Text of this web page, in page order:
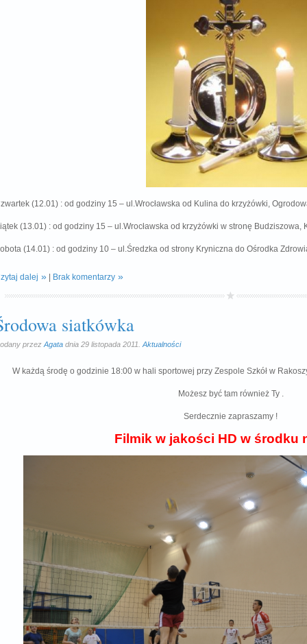
(12.01) : od godziny 15 – ul.Wrocławska od Kulina do krzyżówki,
(13.01) : od godziny 15 – ul.Wrocławska od krzyżówki w stronę Budziszowa,
(14.01) : od godziny 10 – ul.Średzka od strony Kryniczna do Ośrodka
dalej Brak komentarzy
siatkówka
przez Agata dnia 29 listopada 2011. Aktualności
W każdą środę o godzinie 18:00 w hali sportowej przy Zespole Szkół w
Możesz być tam również Ty .
Serdecznie zapraszamy !
Filmik w jakości HD w środku